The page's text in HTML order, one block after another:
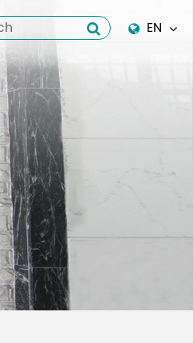
EN
English
Español
italiano
русский
العربية
tiếng việt
Pilipino